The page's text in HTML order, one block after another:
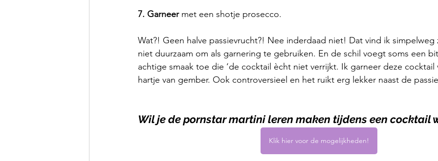
7. Garneer met een shotje prosecco.
Wat?! Geen halve passievrucht?! Nee inderdaad niet! Dat vind ik
niet duurzaam om als garnering te gebruiken. En de schil voegt soms een
achtige smaak toe die ‘de cocktail ècht niet verrijkt. Ik garneer deze cocktail
hartje van gember. Ook controversieel en het ruikt erg lekker naast de
Wil je de pornstar martini leren maken tijdens een cocktail
Klik hier voor de mogelijkheden!